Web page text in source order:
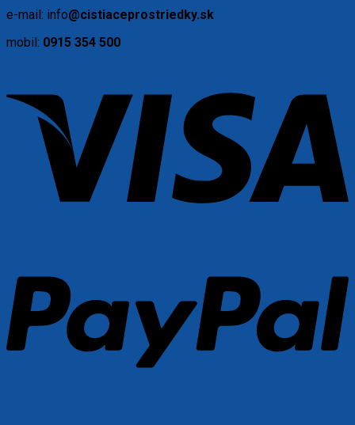
e-mail: info@cistiaceprostriedky.sk
mobil: 0915 354 500